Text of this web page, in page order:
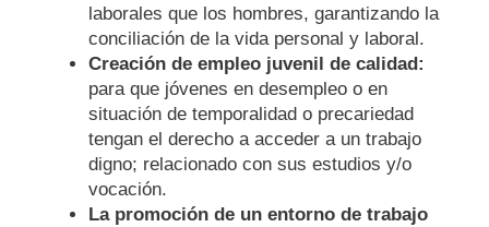
laborales que los hombres, garantizando la
conciliación de la vida personal y laboral.
Creación de empleo juvenil de calidad:
para que jóvenes en desempleo o en
situación de temporalidad o precariedad
tengan el derecho a acceder a un trabajo
digno; relacionado con sus estudios y/o
vocación.
La promoción de un entorno de trabajo